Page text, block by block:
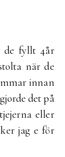
de fyllt 4år
när de
innan
det på
eller
jag e för